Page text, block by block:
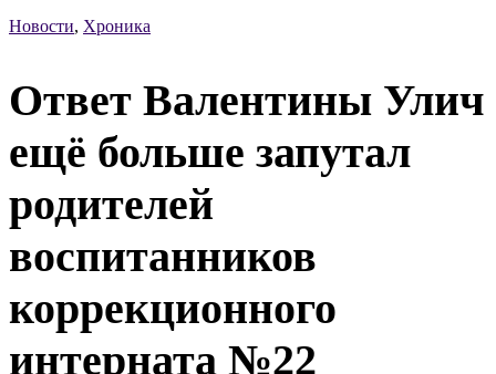
Новости, Хроника
Ответ Валентины Улич
ещё больше запутал
родителей
воспитанников
коррекционного
интерната №22